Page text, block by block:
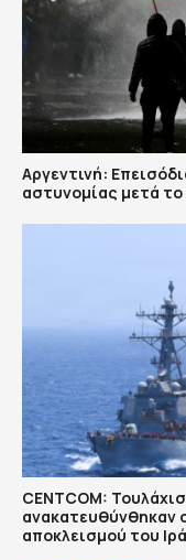
Αργεντινή:
αστυνομίας μετά
CENTCOM:
ανακατευθύνθηκαν
αποκλεισμού του